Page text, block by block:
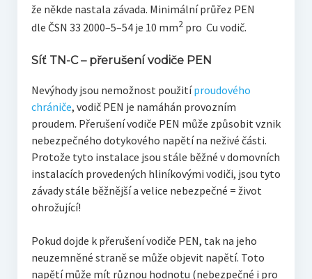
že někde nastala závada. Minimální průřez PEN
dle ČSN 33 2000–5–54 je 10 mm2 pro Cu vodič.
Síť TN-C – přerušení vodiče PEN
Nevýhody jsou nemožnost použitíproudového
chrániče, vodič PEN je namáhán provozním
proudem. Přerušení vodiče PEN může způsobit vznik
nebezpečného dotykového napětí na neživé části.
Protože tyto instalace jsou stále běžné v domovních
instalacích provedených hliníkovými vodiči, jsou tyto
závady stále běžnější a velice nebezpečné = život
ohrožující!
Pokud dojde k přerušení vodiče PEN, tak na jeho
neuzemněné straně se může objevit napětí. Toto
napětí může mít různou hodnotu (nebezpečné i pro